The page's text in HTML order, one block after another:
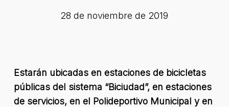
28 de noviembre de 2019
Estarán ubicadas en estaciones de bicicletas
públicas del sistema “Biciudad”, en estaciones
de servicios, en el Polideportivo Municipal y en